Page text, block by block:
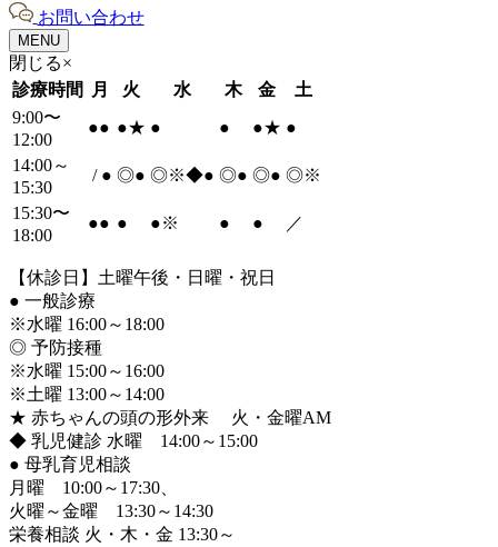
お問い合わせ
MENU
閉じる×
診療時間
月 火 水 木 金
土
9:00〜
12:00
●● ●★ ● ● ●★ ●
14:00～
15:30
/ ● ◎● ◎※◆● ◎● ◎● ◎※
15:30〜
18:00
●● ● ●※ ● ● ／
【休診日】土曜午後・日曜・祝日
● 一般診療
※水曜 16:00～18:00
◎ 予防接種
※水曜 15:00～16:00
※土曜 13:00～14:00
★ 赤ちゃんの頭の形外来 火・金曜AM
◆ 乳児健診 水曜 14:00～15:00
● 母乳育児相談
月曜 10:00～17:30、
火曜～金曜 13:30～14:30
栄養相談 火・木・金 13:30～